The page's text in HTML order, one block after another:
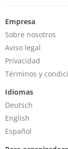
Empresa
Sobre nosotros
Aviso legal
Privacidad
Términos y
Idiomas
Deutsch
English
Español